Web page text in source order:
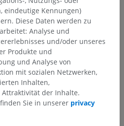
eindeutige Kennungen)
Diese Daten werden zu
Analyse und
und/oder unseres
Produkte und
und Analyse von
mit sozialen Netzwerken,
Inhalten,
der Inhalte.
Sie in unserer privacy